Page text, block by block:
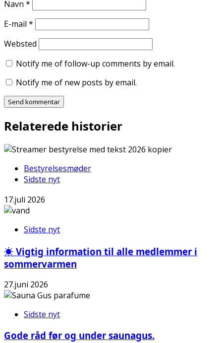
Navn *
E-mail *
Websted
Notify me of follow-up comments by email.
Notify me of new posts by email.
Relaterede historier
Bestyrelsesmøder
Sidste nyt
17.juli 2026
Sidste nyt
☀️ Vigtig information til alle medlemmer i
sommervarmen
27.juni 2026
Sidste nyt
Gode råd før og under saunagus.